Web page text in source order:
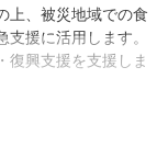
上、被災地域での食
援に活用します。
復興支援を支援しま